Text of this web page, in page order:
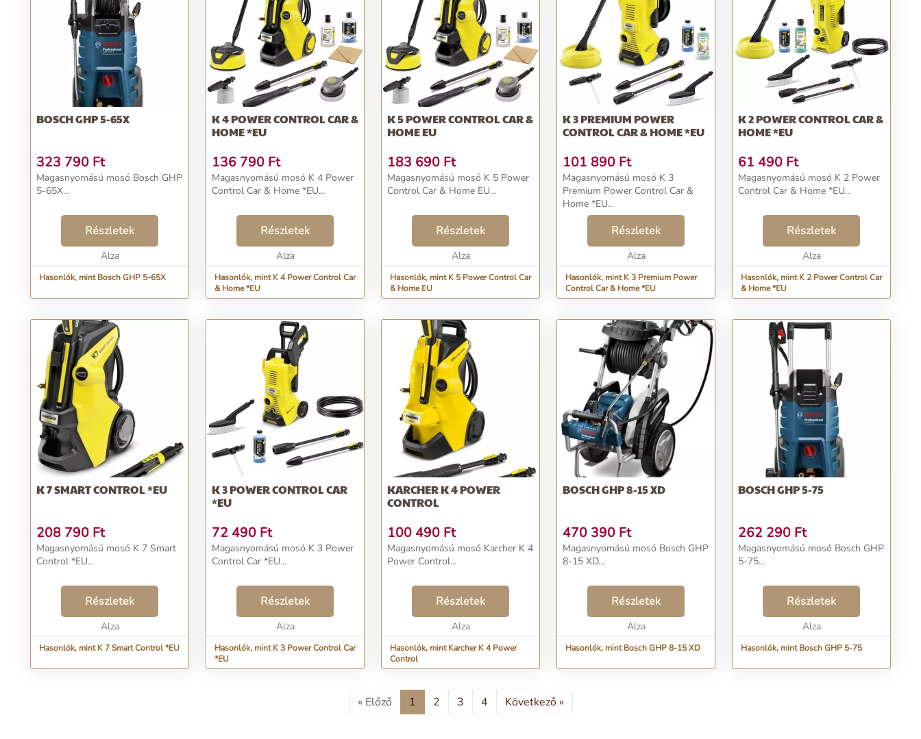
BOSCH GHP 5-65X
323 790 Ft
Magasnyomású mosó Bosch GHP
5-65X...
Részletek
Alza
Hasonlók, mint Bosch GHP 5-65X
K 4 POWER CONTROL CAR &
HOME *EU
136 790 Ft
Magasnyomású mosó K 4 Power
Control Car & Home *EU...
Részletek
Alza
Hasonlók, mint K 4 Power Control Car
& Home *EU
K 5 POWER CONTROL CAR &
HOME EU
183 690 Ft
Magasnyomású mosó K 5 Power
Control Car & Home EU...
Részletek
Alza
Hasonlók, mint K 5 Power Control Car
& Home EU
K 3 PREMIUM POWER
CONTROL CAR & HOME *EU
101 890 Ft
Magasnyomású mosó K 3
Premium Power Control Car &
Home *EU...
Részletek
Alza
Hasonlók, mint K 3 Premium Power
Control Car & Home *EU
K 2 POWER CONTROL CAR &
HOME *EU
61 490 Ft
Magasnyomású mosó K 2 Power
Control Car & Home *EU...
Részletek
Alza
Hasonlók, mint K 2 Power Control Car
& Home *EU
K 7 SMART CONTROL *EU
208 790 Ft
Magasnyomású mosó K 7 Smart
Control *EU...
Részletek
Alza
Hasonlók, mint K 7 Smart Control *EU
K 3 POWER CONTROL CAR
*EU
72 490 Ft
Magasnyomású mosó K 3 Power
Control Car *EU...
Részletek
Alza
Hasonlók, mint K 3 Power Control Car
*EU
KARCHER K 4 POWER
CONTROL
100 490 Ft
Magasnyomású mosó Karcher K 4
Power Control...
Részletek
Alza
Hasonlók, mint Karcher K 4 Power
Control
BOSCH GHP 8-15 XD
470 390 Ft
Magasnyomású mosó Bosch GHP
8-15 XD...
Részletek
Alza
Hasonlók, mint Bosch GHP 8-15 XD
BOSCH GHP 5-75
262 290 Ft
Magasnyomású mosó Bosch GHP
5-75...
Részletek
Alza
Hasonlók, mint Bosch GHP 5-75
« Előző 1 2 3 4 Következő »